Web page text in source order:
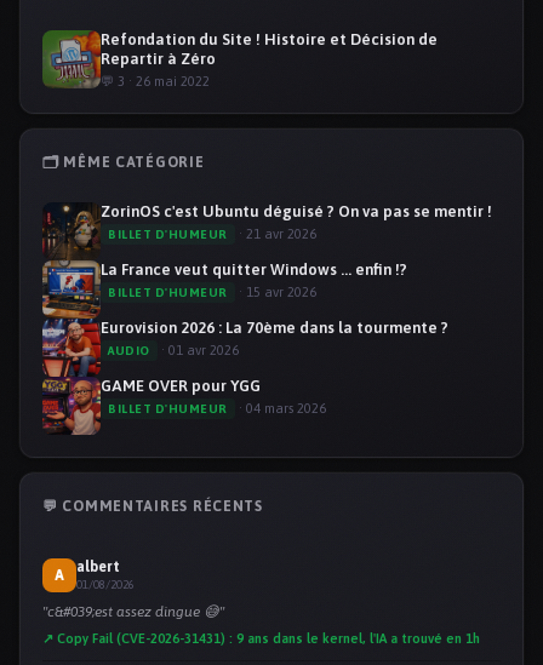
Refondation du Site ! Histoire et Décision de
Repartir à Zéro
💬 3 · 26 mai 2022
🗂️ MÊME CATÉGORIE
ZorinOS c'est Ubuntu déguisé ? On va pas se mentir !
BILLET D'HUMEUR · 21 avr 2026
La France veut quitter Windows ... enfin !?
BILLET D'HUMEUR · 15 avr 2026
Eurovision 2026 : La 70ème dans la tourmente ?
AUDIO · 01 avr 2026
GAME OVER pour YGG
BILLET D'HUMEUR · 04 mars 2026
💬 COMMENTAIRES RÉCENTS
A
albert
01/08/2026
"c&#039;est assez dingue 😅"
↗ Copy Fail (CVE-2026-31431) : 9 ans dans le kernel, l'IA a trouvé en 1h